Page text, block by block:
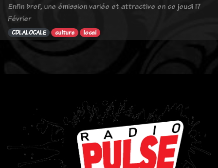
Enfin bref, une émission variée et attractive en ce jeudi 17
Février
CDLALOCALE culture local